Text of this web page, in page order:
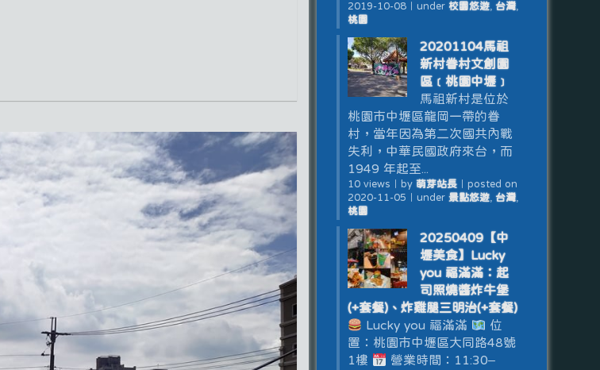
2019-10-08｜ under 校園悠遊, 台灣,
桃園
20201104馬祖
新村眷村文創園
區﹝桃園中壢﹞
馬祖新村是位於
桃園市中壢區龍岡一帶的眷
村，當年因為第二次國共內戰
失利，中華民國政府來台，而
1949 年起至...
10 views by 萌芽站長｜ posted on
2020-11-05
under 景點悠遊, 台灣,
桃園
20250409【中
壢美食】Lucky
you 福滿滿：起
司照燒醬炸牛堡
(+套餐)、炸雞腿三明治(+套餐)
Lucky you 福滿滿
位
置：桃園市中壢區大同路48號
1樓
營業時間：11:30–